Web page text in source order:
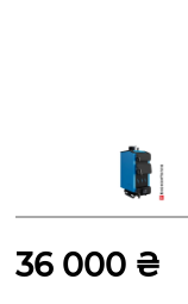
36 000 ₴